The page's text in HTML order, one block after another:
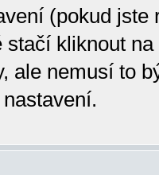
(pokud
stačí kliknout
ale nemusí to